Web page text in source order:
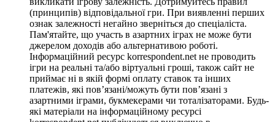
(принципів) відповідальної гри. При виявленні перших
ознак залежності негайно зверніться до спеціаліста.
Пам'ятайте, що участь в азартних іграх не може бути
джерелом доходів або альтернативою роботі.
Інформаційний ресурс korrespondent.net не проводить
ігри на реальні та/або віртуальні гроші, також сайт не
приймає ні в якій формі оплату ставок та інших
платежів, які пов’язані/можуть бути пов’язані з
азартними іграми, букмекерами чи тоталізаторами. Будь-
які матеріали на інформаційному ресурсі